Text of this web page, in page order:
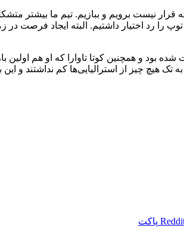
نیست برویم و ببازیم. تیم ما بیشتر
و ما در طول مسابقه کنترل ‏توپ را رد اختیار
‏شده بود و همچنین کوتا تاوارا که او هم
تک هیچ چیز از استرالیایی‌ها کم نداشتند و
پاکت